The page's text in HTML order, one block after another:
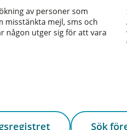
av personer som
misstänkta mejl, sms och
någon utger sig för att vara
Sök